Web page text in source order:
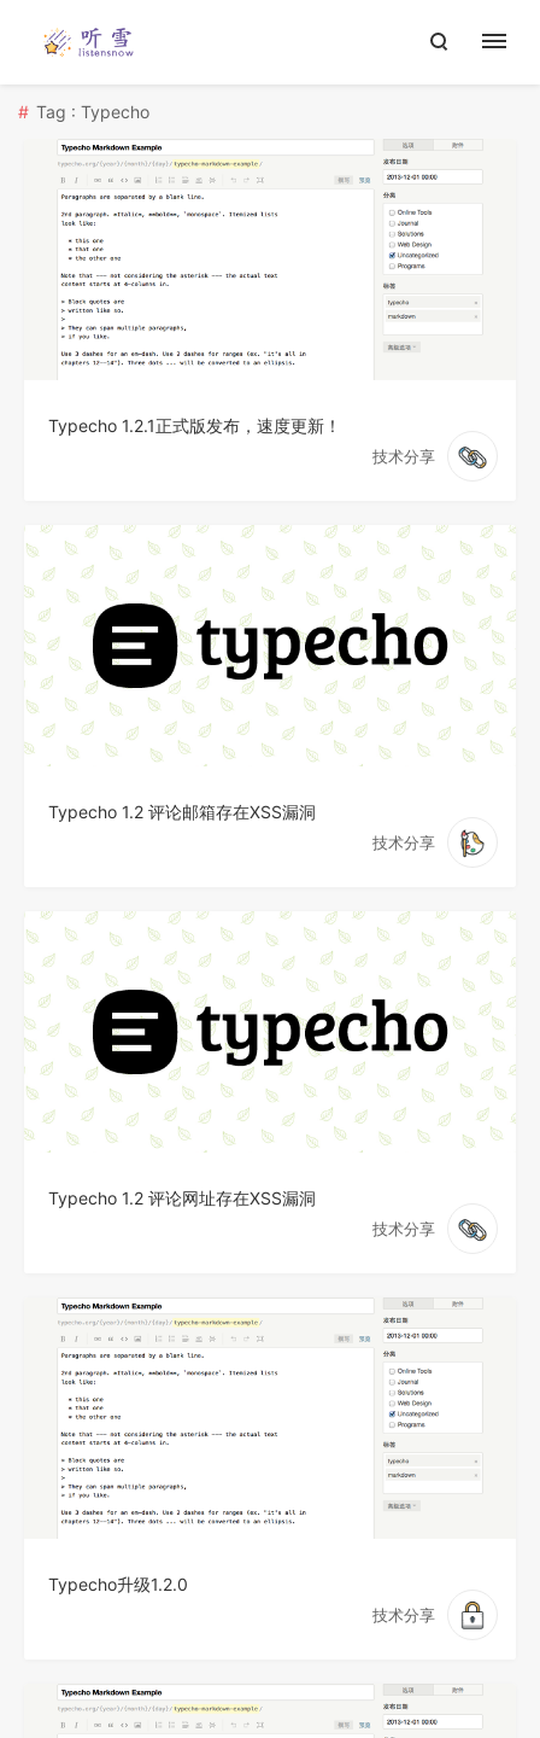
Tag : Typecho
Typecho 1.2.1正式版发布，速度更新！
技术分享
Typecho 1.2 评论邮箱存在XSS漏洞
技术分享
Typecho 1.2 评论网址存在XSS漏洞
技术分享
Typecho升级1.2.0
技术分享